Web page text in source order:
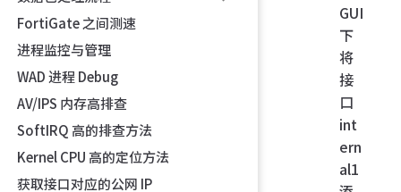
FortiGate 之间测速
进程监控与管理
WAD 进程 Debug
AV/IPS 内存高排查
SoftIRQ 高的排查方法
Kernel CPU 高的定位方法
获取接口对应的公网 IP
GUI
下
将
接
口
int
ern
al1